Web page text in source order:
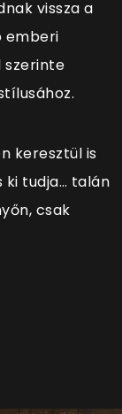
vissza a
emberi
szerinte
keresztül is
ki tudja… talán
csak